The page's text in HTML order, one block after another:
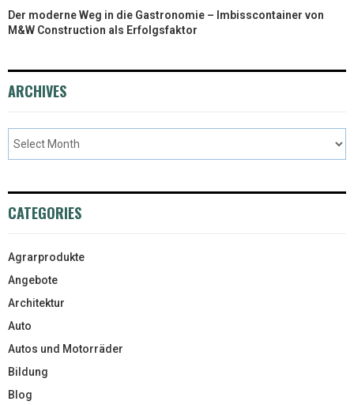
Der moderne Weg in die Gastronomie – Imbisscontainer von
M&W Construction als Erfolgsfaktor
ARCHIVES
CATEGORIES
Agrarprodukte
Angebote
Architektur
Auto
Autos und Motorräder
Bildung
Blog